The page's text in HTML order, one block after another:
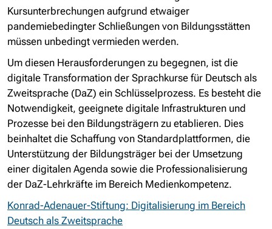
Kursunterbrechungen aufgrund etwaiger
pandemiebedingter Schließungen von Bildungsstätten
müssen unbedingt vermieden werden.
Um diesen Herausforderungen zu begegnen, ist die
digitale Transformation der Sprachkurse für Deutsch als
Zweitsprache (DaZ) ein Schlüsselprozess. Es besteht die
Notwendigkeit, geeignete digitale Infrastrukturen und
Prozesse bei den Bildungsträgern zu etablieren. Dies
beinhaltet die Schaffung von Standardplattformen, die
Unterstützung der Bildungsträger bei der Umsetzung
einer digitalen Agenda sowie die Professionalisierung
der DaZ-Lehrkräfte im Bereich Medienkompetenz.
Konrad-Adenauer-Stiftung: Digitalisierung im Bereich
Deutsch als Zweitsprache